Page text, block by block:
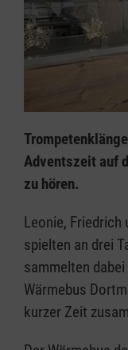
Adventszeit auf
zu hören.
Leonie, Friedrich
spielten an drei
sammelten
Wärmebus
kurzer Zeit